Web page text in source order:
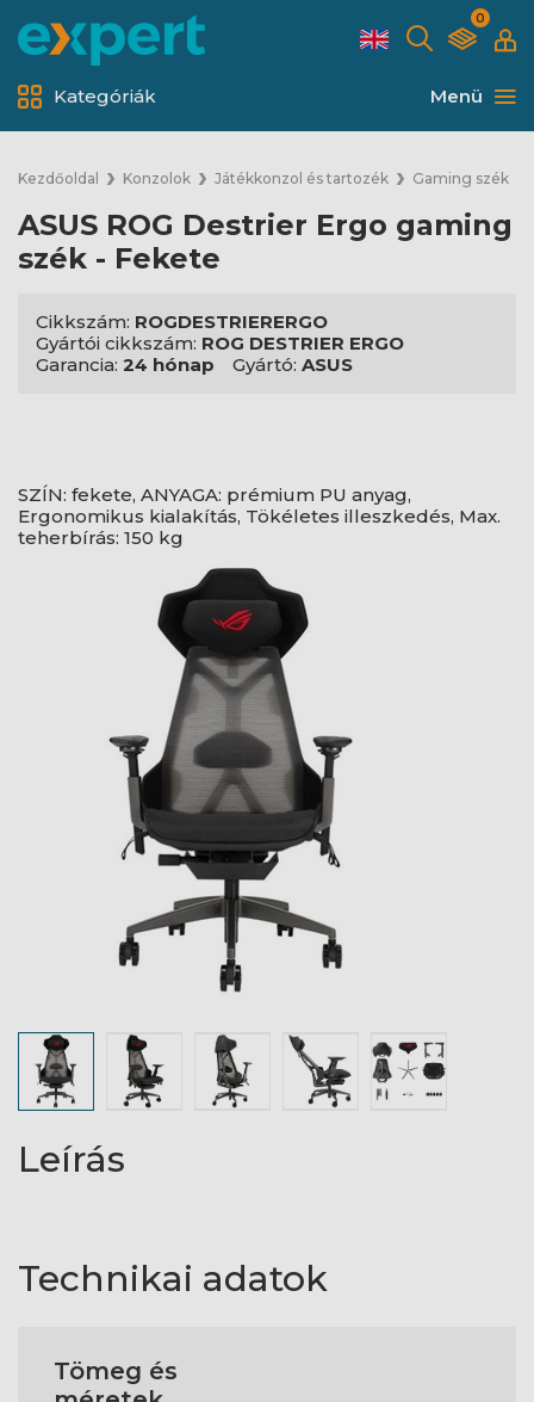
0
Menü
Kategóriák
Kezdőoldal Konzolok Játékkonzol és tartozék Gaming szék
ASUS ROG Destrier Ergo gaming
szék - Fekete
Cikkszám: ROGDESTRIERERGO
Gyártói cikkszám: ROG DESTRIER ERGO
Garancia: 24 hónap Gyártó: ASUS
SZÍN: fekete, ANYAGA: prémium PU anyag,
Ergonomikus kialakítás, Tökéletes illeszkedés, Max.
teherbírás: 150 kg
Leírás
Technikai adatok
Tömeg és